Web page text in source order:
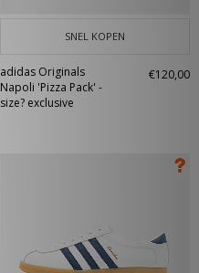
SNEL KOPEN
adidas Originals
Napoli 'Pizza Pack' -
size? exclusive
€120,00